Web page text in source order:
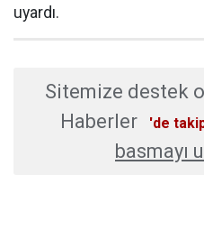
uyardı.
Sitemize destek
Haberler
'de
basmayı